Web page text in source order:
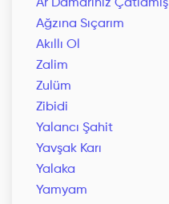
Ar Damarınız Çatlamış
Ağzına Sıçarım
Akıllı Ol
Zalim
Zulüm
Zibidi
Yalancı Şahit
Yavşak Karı
Yalaka
Yamyam